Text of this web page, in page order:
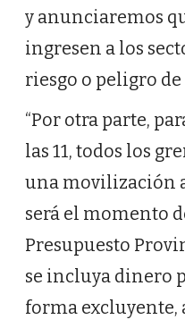
y anunciaremos
ingresen a los
riesgo o peligro
“Por otra parte,
las 11, todos los
una movilización
será el momento
Presupuesto
se incluya dinero
forma excluyente,